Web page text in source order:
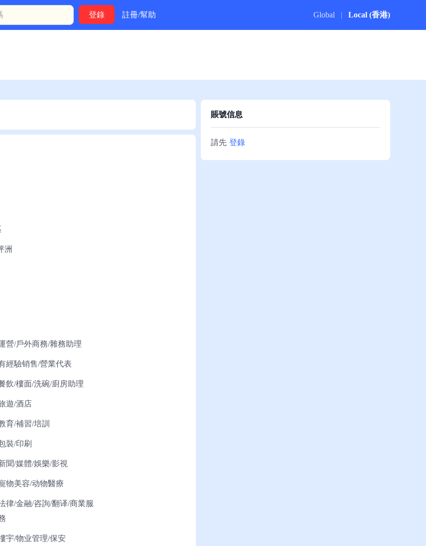
註冊/幫助 Global | Local (香港)
洲
營/戶外商務/雜務助理
經驗销售/營業代表
飲/樓面/洗碗/廚房助理
遊/酒店
育/補習/培訓
裝/印刷
聞/媒體/娛樂/影視
物美容/动物醫療
律/金融/咨詢/翻译/商業服
宇/物业管理/保安
賬號信息
請先 登錄